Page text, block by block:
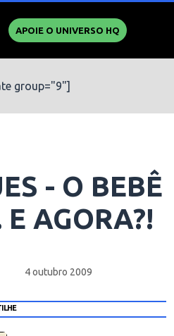
APOIE O UNIVERSO HQ
group="9"]
- O BEBÊ
E AGORA?!
4 outubro 2009